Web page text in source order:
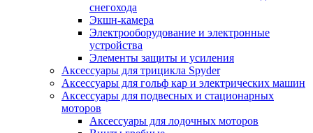
снегохода
Экшн-камера
Электрооборудование и электронные
устройства
Элементы защиты и усиления
Аксессуары для трицикла Spyder
Аксессуары для гольф кар и электрических машин
Аксессуары для подвесных и стационарных
моторов
Аксессуары для лодочных моторов